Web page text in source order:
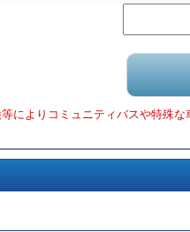
によりコミュニティバスや特殊